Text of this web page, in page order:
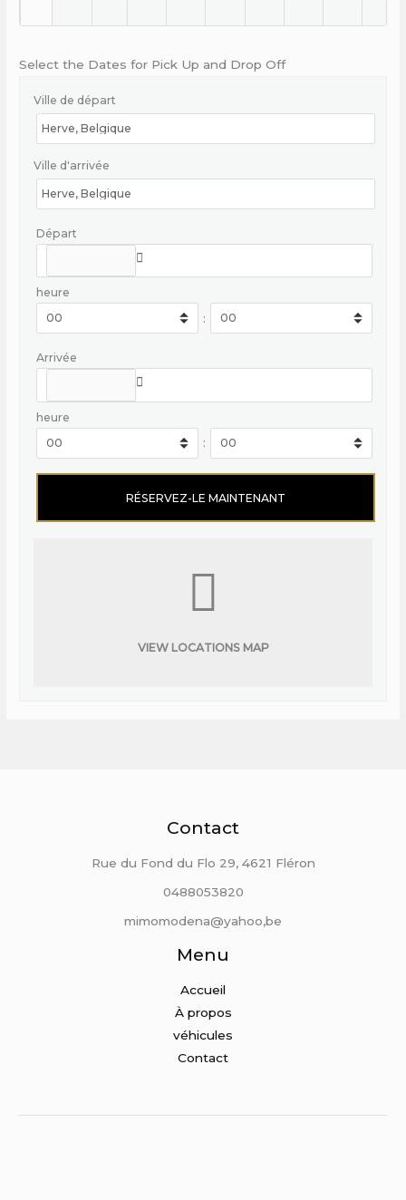
Select the Dates for Pick Up and Drop Off
Ville de départ
Ville d'arrivée
Départ
heure
:
Arrivée
heure
:
VIEW LOCATIONS MAP
Contact
Rue du Fond du Flo 29, 4621 Fléron
0488053820
mimomodena@yahoo,be
Menu
Accueil
À propos
véhicules
Contact